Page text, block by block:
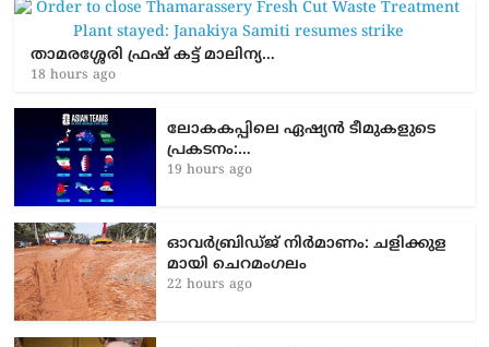
താമരശ്ശേരി ഫ്രഷ് കട്ട് മാലിന്യ…
18 hours ago
ലോകകപ്പിലെ ഏഷ്യന്‍ ടീമുകളുടെ
പ്രകടനം:…
19 hours ago
ഓവർബ്രിഡ്ജ് നിർമാണം: ച​ളി​ക്കു​ള​
മാ​യി ചെ​റ​മം​ഗ​ലം
22 hours ago